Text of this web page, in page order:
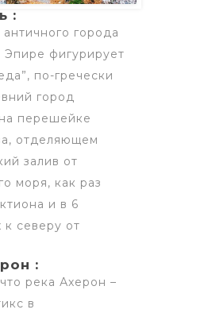
:
города
Эпире фигурирует
по-гречески
город
перешейке
отделяющем
залив от
моря, как раз
и в 6
к северу от
:
река Ахерон –
в